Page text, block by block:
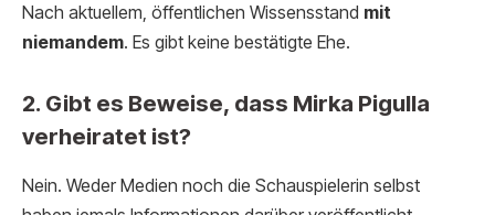
Nach aktuellem, öffentlichen Wissensstand mit
niemandem. Es gibt keine bestätigte Ehe.
2. Gibt es Beweise, dass Mirka Pigulla
verheiratet ist?
Nein. Weder Medien noch die Schauspielerin selbst